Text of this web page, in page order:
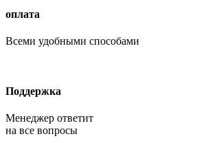
оплата
Всеми удобными способами
Поддержка
Менеджер ответит
на все вопросы